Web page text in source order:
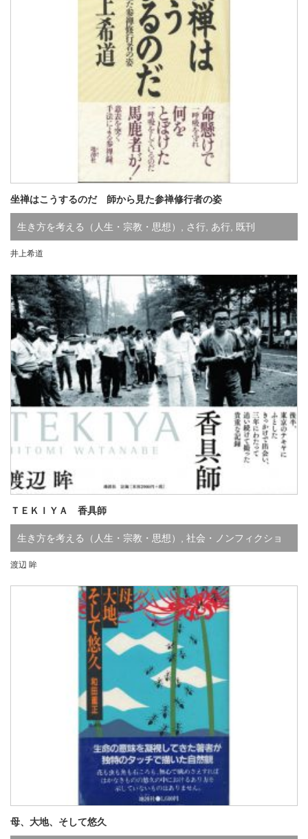
坐禅はこうするのだ 師から見た参禅修行者の姿
生き方を考える（人生・宗教・思想） , さ行, あ行, 既刊
井上希道
ＴＥＫＩＹＡ 香具師
生き方を考える（人生・宗教・思想） 社会・ノンフィクショ
ン ,た行
渡辺 眸
母、大地、そして悠久